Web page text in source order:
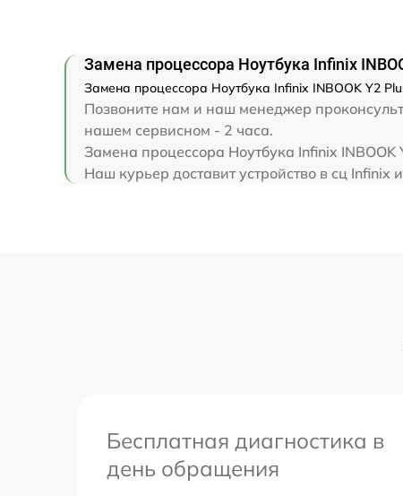
Замена тачпада
Увеличение оперативной памяти
Замена процессора Ноутбука Infinix
Замена процессора Ноутбука Infinix INBOOK Y2
Позвоните нам и наш менеджер
нашем сервисном - 2 часа.
Замена процессора Ноутбука Infinix
Наш курьер доставит устройство в сц Infinix
Бесплатная диагностика в
день обращения